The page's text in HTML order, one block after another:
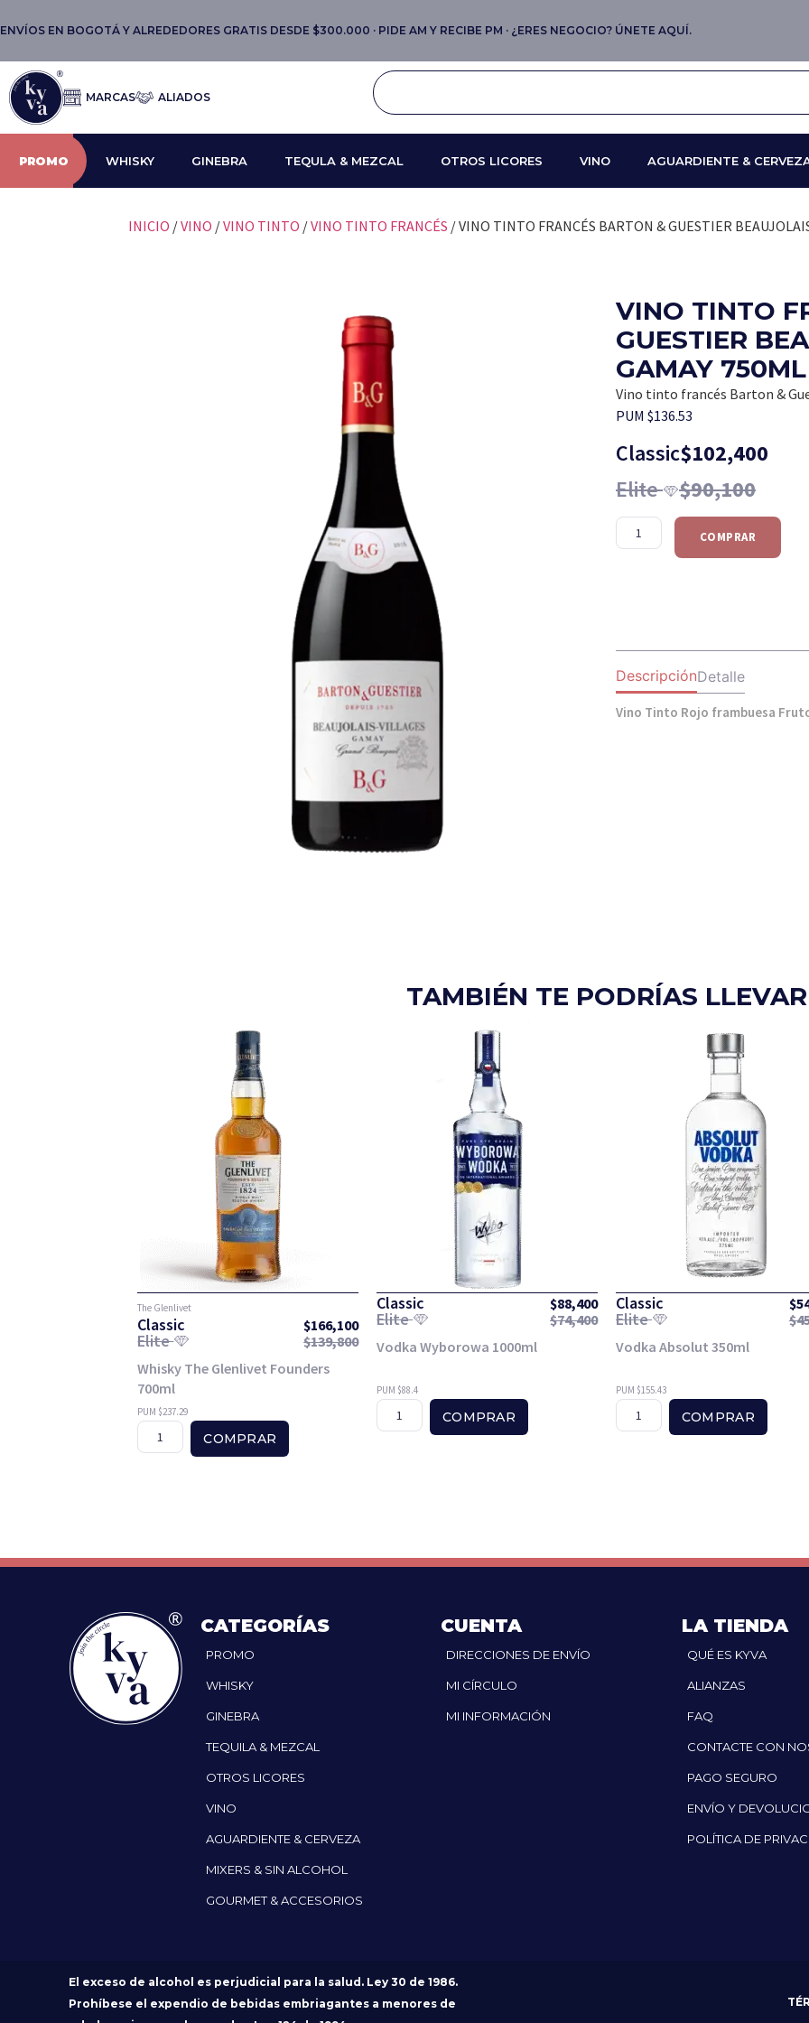
ENVÍOS EN BOGOTÁ Y ALREDEDORES GRATIS DESDE $300.000 · PIDE AM Y RECIBE PM · ¿ERES NEGOCIO? ÚNETE AQUÍ.
MARCAS ALIADOS
PROMO WHISKY GINEBRA TEQULA & MEZCAL OTROS LICORES VINO AGUARDIENTE &
INICIO /VINO /VINO TINTO /VINO TINTO FRANCÉS / VINO TINTO FRANCÉS BARTON & GUESTIER
VINO TINTO
GUESTIER
GAMAY 750ML
Vino tinto francés Barton &
PUM $136.53
Classic$102,400
Elite $90,100
COMPRAR
DescripciónDetalle
Vino Tinto Rojo frambuesa
TAMBIÉN TE PODRÍAS LLEVAR
The Glenlivet
Classic $166,100
Elite $139,800
Whisky The Glenlivet Founders
700ml
PUM $237.29
COMPRAR
Classic $88,400
Elite $74,400
Vodka Wyborowa 1000ml
PUM $88.4
COMPRAR
Classic $
Elite $
Vodka Absolut 350ml
PUM $155.43
COMPRAR
CATEGORÍAS
PROMO
WHISKY
GINEBRA
TEQUILA & MEZCAL
OTROS LICORES
VINO
AGUARDIENTE & CERVEZA
MIXERS & SIN ALCOHOL
GOURMET & ACCESORIOS
CUENTA
DIRECCIONES DE ENVÍO
MI CÍRCULO
MI INFORMACIÓN
LA TIENDA
QUÉ ES KYVA
ALIANZAS
FAQ
CONTACTE CON
PAGO SEGURO
ENVÍO Y
POLÍTICA DE
El exceso de alcohol es perjudicial para la salud. Ley 30 de 1986.
Prohíbese el expendio de bebidas embriagantes a menores de